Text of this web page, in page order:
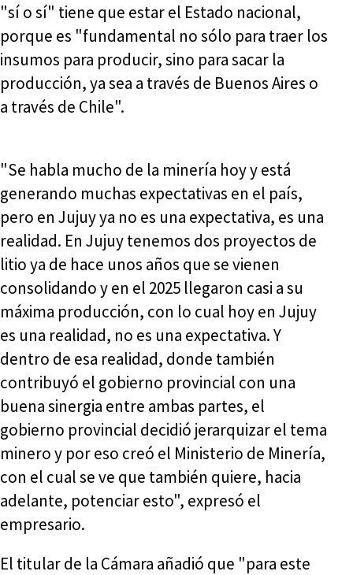
"sí o sí" tiene que estar el Estado nacional,
porque es "fundamental no sólo para traer los
insumos para producir, sino para sacar la
producción, ya sea a través de Buenos Aires o
a través de Chile".
"Se habla mucho de la minería hoy y está
generando muchas expectativas en el país,
pero en Jujuy ya no es una expectativa, es una
realidad. En Jujuy tenemos dos proyectos de
litio ya de hace unos años que se vienen
consolidando y en el 2025 llegaron casi a su
máxima producción, con lo cual hoy en Jujuy
es una realidad, no es una expectativa. Y
dentro de esa realidad, donde también
contribuyó el gobierno provincial con una
buena sinergia entre ambas partes, el
gobierno provincial decidió jerarquizar el tema
minero y por eso creó el Ministerio de Minería,
con el cual se ve que también quiere, hacia
adelante, potenciar esto", expresó el
empresario.
El titular de la Cámara añadió que "para este